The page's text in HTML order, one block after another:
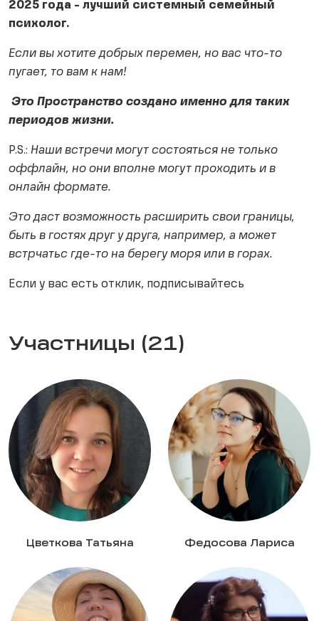
2025 года - лучший системный семейный
психолог.
Если вы хотите добрых перемен, но вас что-то
пугает, то вам к нам!
Это Пространство создано именно для таких
периодов жизни.
P.S.: Наши встречи могут состояться не только
оффлайн, но они вполне могут проходить и в
онлайн формате.
Это даст возможность расширить свои границы,
быть в гостях друг у друга, например, а может
встрчатьс где-то на берегу моря или в горах.
Если у вас есть отклик, подписывайтесь
Участницы (21)
Цветкова Татьяна Федосова Лариса